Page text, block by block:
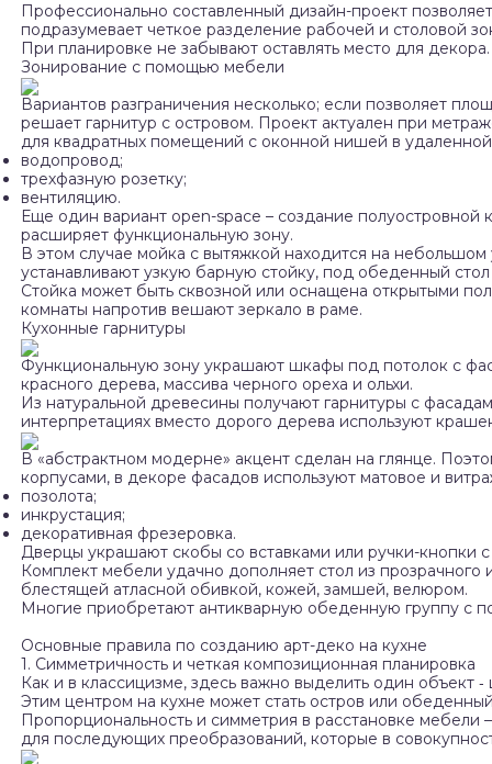
Профессионально составленный дизайн-проект
подразумевает четкое разделение рабочей и столовой
При планировке не забывают оставлять место для декора.
Зонирование с помощью мебели
Вариантов разграничения несколько; если позволяет
решает гарнитур с островом. Проект актуален при
для квадратных помещений с оконной нишей в
водопровод;
трехфазную розетку;
вентиляцию.
Еще один вариант open-space – создание полуостровной
расширяет функциональную зону.
В этом случае мойка с вытяжкой находится на
устанавливают узкую барную стойку, под обеденный
Стойка может быть сквозной или оснащена открытыми
комнаты напротив вешают зеркало в раме.
Кухонные гарнитуры
Функциональную зону украшают шкафы под потолок с
красного дерева, массива черного ореха и ольхи.
Из натуральной древесины получают гарнитуры с
интерпретациях вместо дорого дерева используют
В «абстрактном модерне» акцент сделан на глянце.
корпусами, в декоре фасадов используют матовое и
позолота;
инкрустация;
декоративная фрезеровка.
Дверцы украшают скобы со вставками или ручки-кнопки
Комплект мебели удачно дополняет стол из
блестящей атласной обивкой, кожей, замшей, велюром.
Многие приобретают антикварную обеденную группу с
Основные правила по созданию арт-деко на кухне
1. Симметричность и четкая композиционная планировка
Как и в классицизме, здесь важно выделить один объект
Этим центром на кухне может стать остров или
Пропорциональность и симметрия в расстановке
для последующих преобразований, которые в